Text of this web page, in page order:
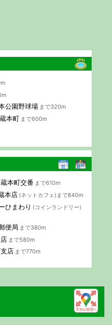
公園野球場 まで320m
本町 まで600m
本町交番 まで610m
本店 (ネットカフェ)まで840m
ひまわり (コインランドリー)
便局 まで380m
まで580m
店 まで770m